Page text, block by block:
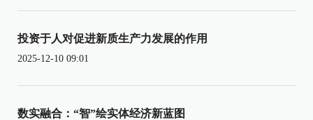
投资于人对促进新质生产力发展的作用
2025-12-10 09:01
数实融合：“智”绘实体经济新蓝图